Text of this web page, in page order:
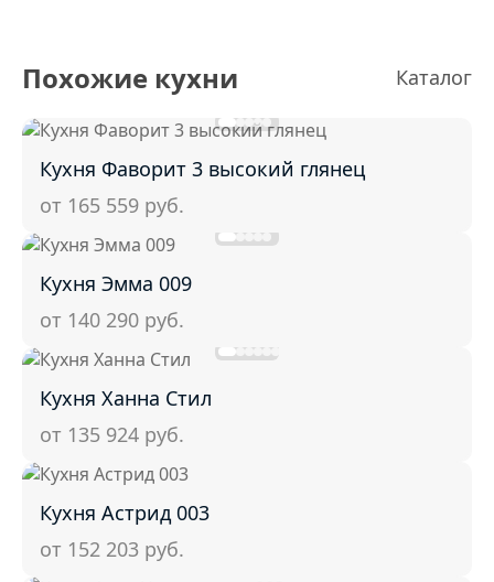
Похожие кухни Каталог
Кухня Фаворит 3 высокий глянец
от 165 559 руб.
Кухня Эмма 009
от 140 290 руб.
Кухня Ханна Стил
от 135 924 руб.
Кухня Астрид 003
от 152 203 руб.